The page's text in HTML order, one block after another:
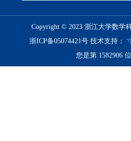
Copyright © 2023 浙江大学数
浙ICP备05074421号 技术支持：
您是第 1582906